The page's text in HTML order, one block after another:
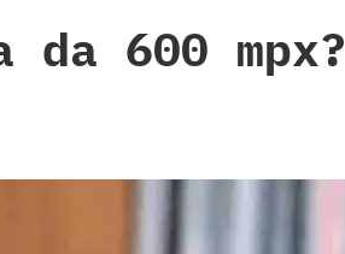
da 600 mpx?